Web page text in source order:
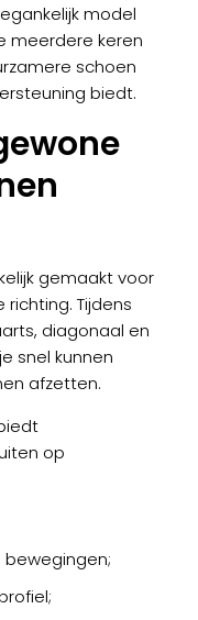
model
meerdere keren
schoen
biedt.
gemaakt voor
Tijdens
diagonaal en
snel kunnen
afzetten.
op
bewegingen;